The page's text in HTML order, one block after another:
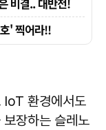
IoT 환경에서도
장하는 슬레노